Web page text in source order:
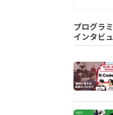
プログラ
インタビ